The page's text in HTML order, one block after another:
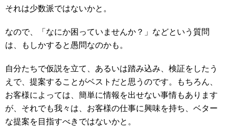
それは少数派ではないかと。
なので、「なにか困っていませんか？」などという質問
は、もしかすると愚問なのかも。
自分たちで仮説を立て、あるいは踏み込み、検証をしたう
えで、提案することがベストだと思うのです。もちろん、
お客様によっては、簡単に情報を出せない事情もあります
が、それでも我々は、お客様の仕事に興味を持ち、ベター
な提案を目指すべきではないかと。